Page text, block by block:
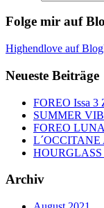
Folge mir auf
Highendlove auf
Neueste Beiträge
FOREO Issa 3
SUMMER
FOREO
L´OCCITANE
HOURGLASS
Archiv